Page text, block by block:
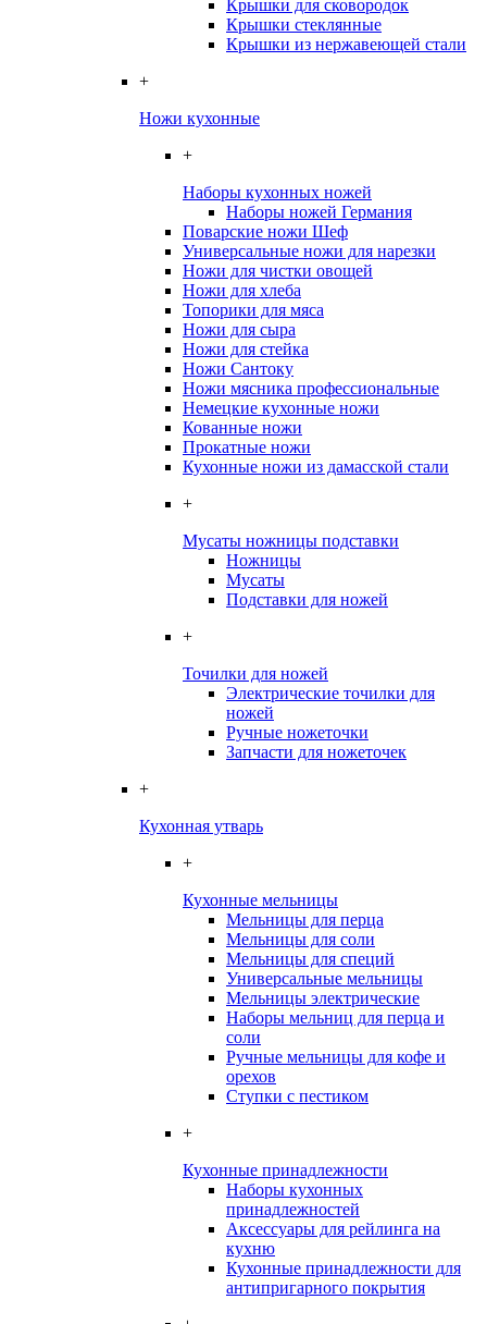
Крышки для сковородок
Крышки стеклянные
Крышки из нержавеющей стали
+
Ножи кухонные
+
Наборы кухонных ножей
Наборы ножей Германия
Поварские ножи Шеф
Универсальные ножи для нарезки
Ножи для чистки овощей
Ножи для хлеба
Топорики для мяса
Ножи для сыра
Ножи для стейка
Ножи Сантоку
Ножи мясника профессиональные
Немецкие кухонные ножи
Кованные ножи
Прокатные ножи
Кухонные ножи из дамасской стали
+
Мусаты ножницы подставки
Ножницы
Мусаты
Подставки для ножей
+
Точилки для ножей
Электрические точилки для
ножей
Ручные ножеточки
Запчасти для ножеточек
+
Кухонная утварь
+
Кухонные мельницы
Мельницы для перца
Мельницы для соли
Мельницы для специй
Универсальные мельницы
Мельницы электрические
Наборы мельниц для перца и
соли
Ручные мельницы для кофе и
орехов
Ступки с пестиком
+
Кухонные принадлежности
Наборы кухонных
принадлежностей
Аксессуары для рейлинга на
кухню
Кухонные принадлежности для
антипригарного покрытия